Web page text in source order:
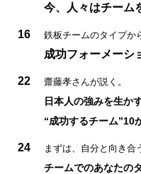
今、人々はチーム
16 鉄板チームのタイプか
成功フォーメーシ
22 齋藤孝さんが説く。
日本人の強みを生かす
“成功するチーム”10
24 まずは、自分と向き合
チームでのあなたの